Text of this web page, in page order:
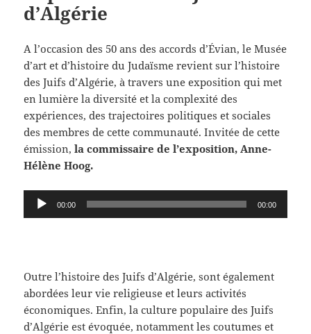
d’Algérie
A l’occasion des 50 ans des accords d’Évian, le Musée
d’art et d’histoire du Judaïsme revient sur l’histoire
des Juifs d’Algérie, à travers une exposition qui met
en lumière la diversité et la complexité des
expériences, des trajectoires politiques et sociales
des membres de cette communauté. Invitée de cette
émission,la commissaire de l’exposition, Anne-
Hélène Hoog.
Lecteur 00:00 00:00
Outre l’histoire des Juifs d’Algérie, sont également
abordées leur vie religieuse et leurs activités
économiques. Enfin, la culture populaire des Juifs
d’Algérie est évoquée, notamment les coutumes et